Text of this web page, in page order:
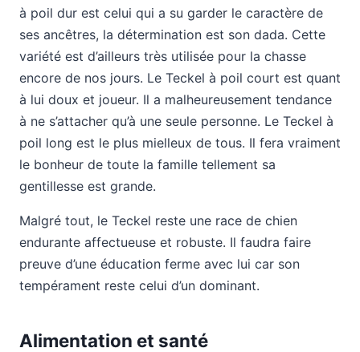
à poil dur est celui qui a su garder le caractère de
ses ancêtres, la détermination est son dada. Cette
variété est d’ailleurs très utilisée pour la chasse
encore de nos jours. Le Teckel à poil court est quant
à lui doux et joueur. Il a malheureusement tendance
à ne s’attacher qu’à une seule personne. Le Teckel à
poil long est le plus mielleux de tous. Il fera vraiment
le bonheur de toute la famille tellement sa
gentillesse est grande.
Malgré tout, le Teckel reste une race de chien
endurante affectueuse et robuste. Il faudra faire
preuve d’une éducation ferme avec lui car son
tempérament reste celui d’un dominant.
Alimentation et santé